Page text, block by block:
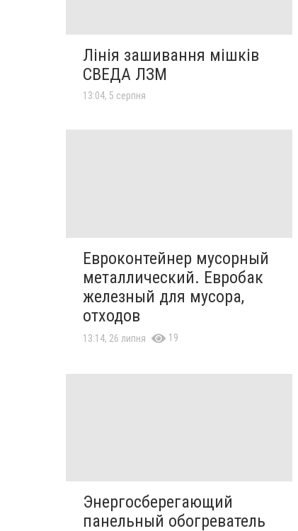
Лінія зашивання мішків
СВЕДА ЛЗМ
13:04, 5 серпня
Евроконтейнер мусорный
металлический. Евробак
железный для мусора,
отходов
13:14, 26 липня 19
Энергосберегающий
панельный обогреватель